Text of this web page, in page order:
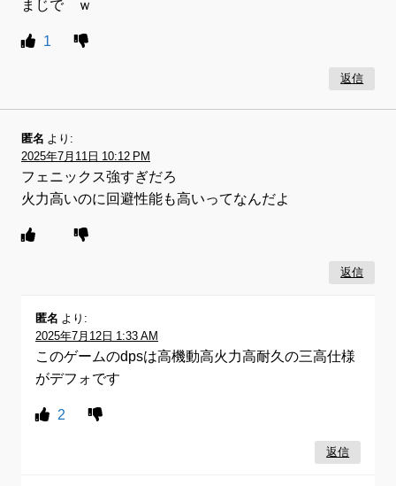
まじで ｗ
1
返信
匿名 より:
2025年7月11日 10:12 PM
フェニックス強すぎだろ
火力高いのに回避性能も高いってなんだよ
返信
匿名 より:
2025年7月12日 1:33 AM
このゲームのdpsは高機動高火力高耐久の三高仕様
がデフォです
2
返信